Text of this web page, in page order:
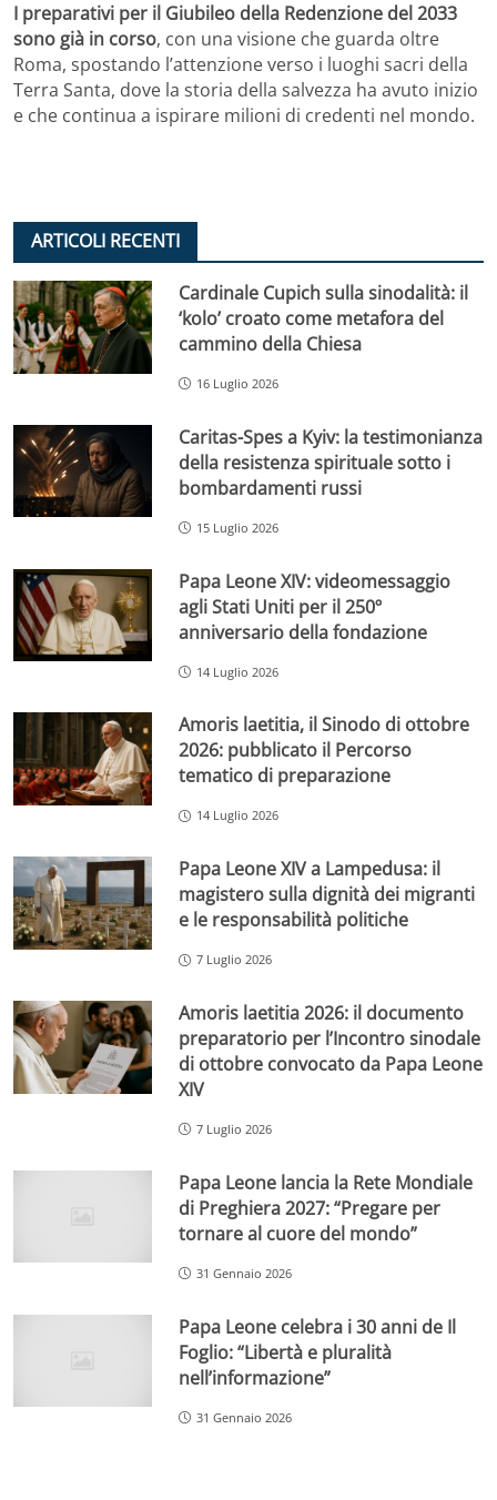
I preparativi per il Giubileo della Redenzione del 2033
sono già in corso, con una visione che guarda oltre
Roma, spostando l’attenzione verso i luoghi sacri della
Terra Santa, dove la storia della salvezza ha avuto inizio
e che continua a ispirare milioni di credenti nel mondo.
ARTICOLI RECENTI
Cardinale Cupich sulla sinodalità: il
‘kolo’ croato come metafora del
cammino della Chiesa
16 Luglio 2026
Caritas-Spes a Kyiv: la testimonianza
della resistenza spirituale sotto i
bombardamenti russi
15 Luglio 2026
Papa Leone XIV: videomessaggio
agli Stati Uniti per il 250º
anniversario della fondazione
14 Luglio 2026
Amoris laetitia, il Sinodo di ottobre
2026: pubblicato il Percorso
tematico di preparazione
14 Luglio 2026
Papa Leone XIV a Lampedusa: il
magistero sulla dignità dei migranti
e le responsabilità politiche
7 Luglio 2026
Amoris laetitia 2026: il documento
preparatorio per l’Incontro sinodale
di ottobre convocato da Papa Leone
XIV
7 Luglio 2026
Papa Leone lancia la Rete Mondiale
di Preghiera 2027: “Pregare per
tornare al cuore del mondo”
31 Gennaio 2026
Papa Leone celebra i 30 anni de Il
Foglio: “Libertà e pluralità
nell’informazione”
31 Gennaio 2026